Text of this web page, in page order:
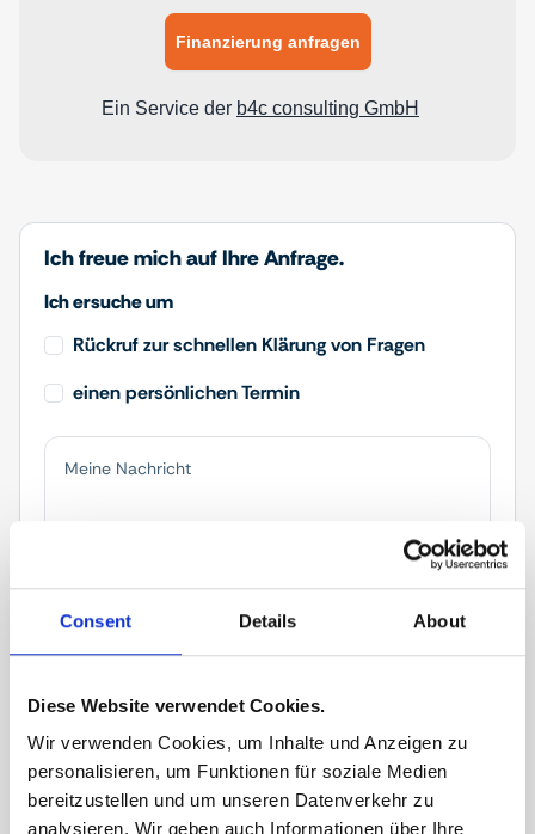
Consent Details About
Diese Website verwendet Cookies.
Wir verwenden Cookies, um Inhalte und Anzeigen zu
personalisieren, um Funktionen für soziale Medien
bereitzustellen und um unseren Datenverkehr zu
analysieren. Wir geben auch Informationen über Ihre
Ich freue mich auf Ihre Anfrage.
Ich ersuche um
Rückruf zur schnellen Klärung von Fragen
einen persönlichen Termin
Anrede*